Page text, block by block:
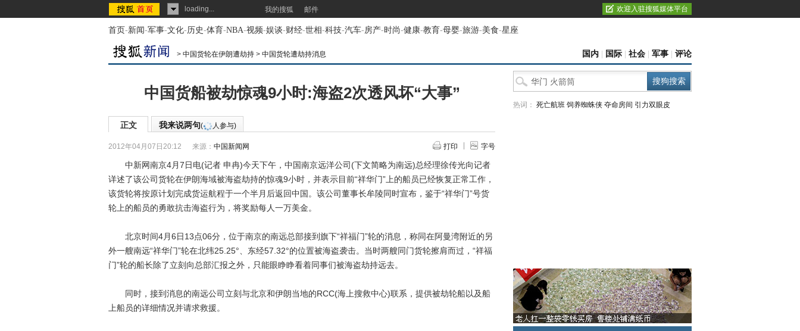
loading... 我的搜狐 邮件 欢迎入驻搜狐媒体平台
首页-新闻-军事-文化-历史-体育-NBA-视频-娱谈-财经-世相-科技-汽车-房产-时尚-健康-教育-母婴-旅游-美食-星座
> 中国货轮在伊朗遭劫持 > 中国货轮遭劫持消息 国内 国际 社会 军事 评论
中国货船被劫惊魂9小时:海盗2次透风坏“大事”
正文 我来说两句( 人参与)
2012年04月07日20:12 来源： 中国新闻网 打印 字号
中新网南京4月7日电(记者 申冉)今天下午，中国南京远洋公司(下文简略为南远)总经理徐传光向记者
详述了该公司货轮在伊朗海域被海盗劫持的惊魂9小时，并表示目前“祥华门”上的船员已经恢复正常工作，
该货轮将按原计划完成货运航程于一个半月后返回中国。该公司董事长牟陵同时宣布，鉴于“祥华门”号货
轮上的船员的勇敢抗击海盗行为，将奖励每人一万美金。
北京时间4月6日13点06分，位于南京的南远总部接到旗下“祥福门”轮的消息，称同在阿曼湾附近的另
外一艘南远“祥华门”轮在北纬25.25°、东经57.32°的位置被海盗袭击。当时两艘同门货轮擦肩而过，“祥福
门”轮的船长除了立刻向总部汇报之外，只能眼睁睁看着同事们被海盗劫持远去。
同时，接到消息的南远公司立刻与北京和伊朗当地的RCC(海上搜救中心)联系，提供被劫轮船以及船
上船员的详细情况并请求救援。
热词： 死亡航班 饲养蜘蛛侠 夺命房间 引力双眼皮